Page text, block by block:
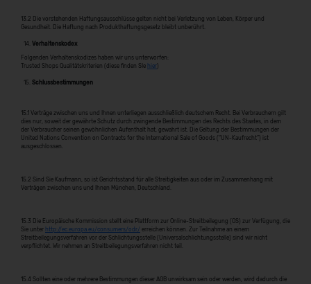
13.2 Die vorstehenden Haftungsausschlüsse gelten nicht bei Verletzung von Leben, Körper und
Gesundheit. Die Haftung nach Produkthaftungsgesetz bleibt unberührt.
Verhaltenskodex
Folgenden Verhaltenskodizes haben wir uns unterworfen:
Trusted Shops Qualitätskriterien (diese finden SIe hier)
Schlussbestimmungen
15.1 Verträge zwischen uns und Ihnen unterliegen ausschließlich deutschem Recht. Bei Verbrauchern gilt
dies nur, soweit der gewährte Schutz durch zwingende Bestimmungen des Rechts des Staates, in dem
der Verbraucher seinen gewöhnlichen Aufenthalt hat, gewahrt ist. Die Geltung der Bestimmungen der
United Nations Convention on Contracts for the International Sale of Goods (“UN-Kaufrecht”) ist
ausgeschlossen.
15.2 Sind Sie Kaufmann, so ist Gerichtsstand für alle Streitigkeiten aus oder im Zusammenhang mit
Verträgen zwischen uns und Ihnen München, Deutschland.
15.3 Die Europäische Kommission stellt eine Plattform zur Online-Streitbeilegung (OS) zur Verfügung, die
Sie unter http://ec.europa.eu/consumers/odr/ erreichen können. Zur Teilnahme an einem
Streitbeilegungsverfahren vor der Schlichtungsstelle (Universalschlichtungsstelle) sind wir nicht
verpflichtet. Wir nehmen an Streitbeilegungsverfahren nicht teil.
15.4 Sollten eine oder mehrere Bestimmungen dieser AGB unwirksam sein oder werden, wird dadurch die